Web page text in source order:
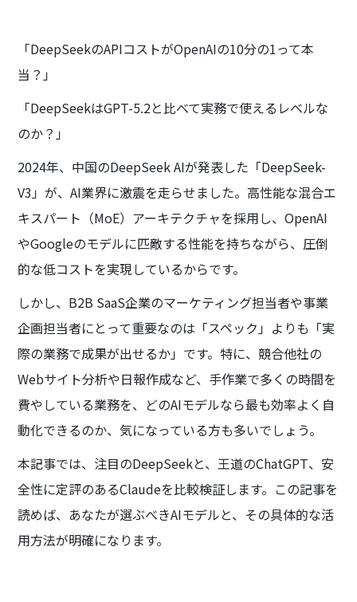
「DeepSeekのAPIコストがOpenAIの10分の1って本
当？」
「DeepSeekはGPT-5.2と比べて実務で使えるレベルな
のか？」
2024年、中国のDeepSeek AIが発表した「DeepSeek-
V3」が、AI業界に激震を走らせました。高性能な混合エ
キスパート（MoE）アーキテクチャを採用し、OpenAI
やGoogleのモデルに匹敵する性能を持ちながら、圧倒
的な低コストを実現しているからです。
しかし、B2B SaaS企業のマーケティング担当者や事業
企画担当者にとって重要なのは「スペック」よりも「実
際の業務で成果が出せるか」です。特に、競合他社の
Webサイト分析や日報作成など、手作業で多くの時間を
費やしている業務を、どのAIモデルなら最も効率よく自
動化できるのか、気になっている方も多いでしょう。
本記事では、注目のDeepSeekと、王道のChatGPT、安
全性に定評のあるClaudeを比較検証します。この記事を
読めば、あなたが選ぶべきAIモデルと、その具体的な活
用方法が明確になります。